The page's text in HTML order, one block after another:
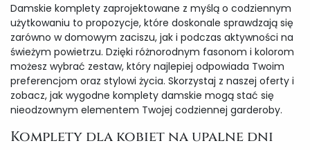
Damskie komplety zaprojektowane z myślą o codziennym
użytkowaniu to propozycje, które doskonale sprawdzają się
zarówno w domowym zaciszu, jak i podczas aktywności na
świeżym powietrzu. Dzięki różnorodnym fasonom i kolorom
możesz wybrać zestaw, który najlepiej odpowiada Twoim
preferencjom oraz stylowi życia. Skorzystaj z naszej oferty i
zobacz, jak wygodne komplety damskie mogą stać się
nieodzownym elementem Twojej codziennej garderoby.
Komplety dla kobiet na upalne dni